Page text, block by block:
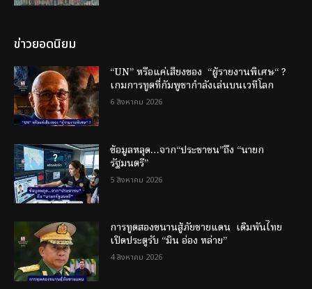
ข่าวยอดนิยม
“UN” หรือแค่เสียงของ “ผู้รายงานพิเศษ“ ?
เกมการทูตที่กัมพูชากำลังเล่นบนเวทีโลก
6 สิงหาคม 2026
ข้อมูลหลุด…จาก“ประชาชน”ถึง “นายก
รัฐมนตรี”
5 สิงหาคม 2026
การทูตสองขนานสู้ภัยชายแดน เดิมพันไทย
เปิดประตูรับ “มิน อ่อง หล่าย”
4 สิงหาคม 2026